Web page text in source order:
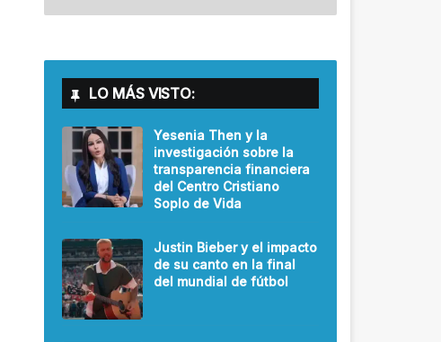
LO MÁS VISTO:
Yesenia Then y la
investigación sobre la
transparencia financiera
del Centro Cristiano
Soplo de Vida
Justin Bieber y el impacto
de su canto en la final
del mundial de fútbol